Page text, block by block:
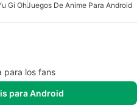
Gi OhJuegos De Anime Para Android
para los fans
para Android